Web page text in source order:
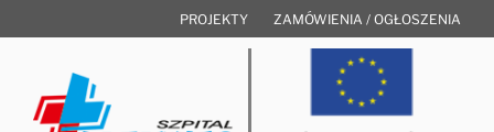
do
PROJEKTY ZAMÓWIENIA / OGŁOSZENIA